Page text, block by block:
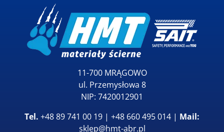
11-700 MRĄGOWO
ul. Przemysłowa 8
NIP: 7420012901
Tel. +48 89 741 00 19 | +48 660 495 014 | Mail:
sklep@hmt-abr.pl